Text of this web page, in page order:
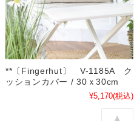
**〔Fingerhut〕 V-1185A ク
ッションカバー / 30ｘ30cm
¥5,170(税込)